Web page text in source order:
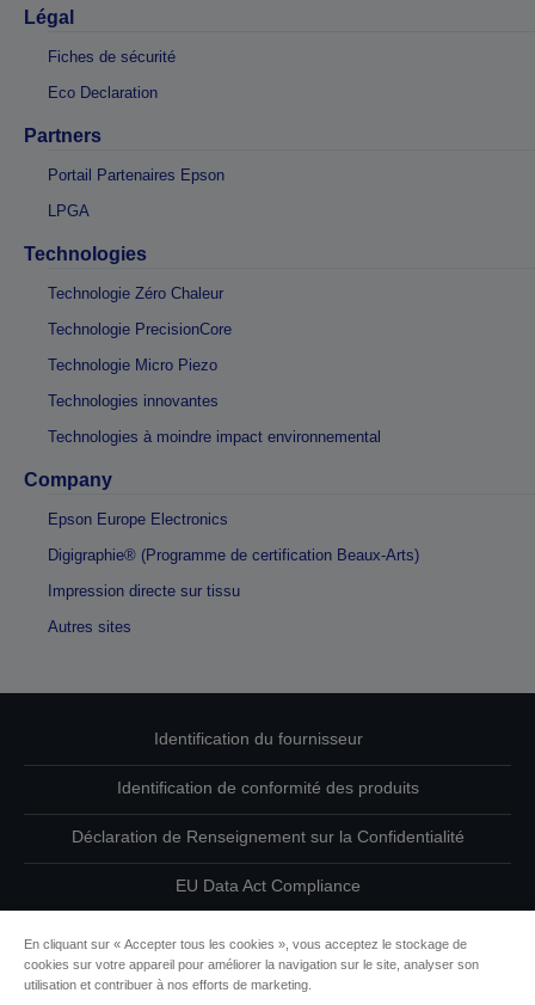
Légal
Fiches de sécurité
Eco Declaration
Partners
Portail Partenaires Epson
LPGA
Technologies
Technologie Zéro Chaleur
Technologie PrecisionCore
Technologie Micro Piezo
Technologies innovantes
Technologies à moindre impact environnemental
Company
Epson Europe Electronics
Digigraphie® (Programme de certification Beaux-Arts)
Impression directe sur tissu
Autres sites
Identification du fournisseur
Identification de conformité des produits
Déclaration de Renseignement sur la Confidentialité
EU Data Act Compliance
Informations sur les cookies
En cliquant sur « Accepter tous les cookies », vous acceptez le stockage de
cookies sur votre appareil pour améliorer la navigation sur le site, analyser son
utilisation et contribuer à nos efforts de marketing.